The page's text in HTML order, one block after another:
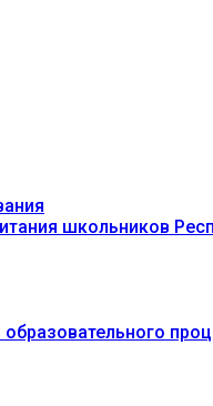
школьников